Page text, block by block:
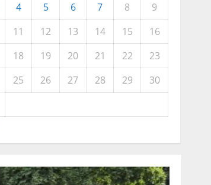
4 5 6 7 8
9
11 12 13 14 15
16
18 19 20 21 22
23
25 26 27 28 29
30